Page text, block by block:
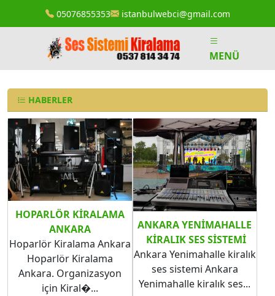
05076855353 istanbulwebci@gmail.com
MENÜ
HABERLER
HOPARLÖR KIRALAMA
ANKARA
Hoparlör Kiralama Ankara
Hoparlör Kiralama
Ankara. Organizasyon
için Kiral�...
ANKARA YENIMAHALLE​​​​​​​
KIRALIK SES SISTEMI
Ankara Yenimahalle kiralık
ses sistemi Ankara
Yenimahalle​​​​​​​ kiralık ses...